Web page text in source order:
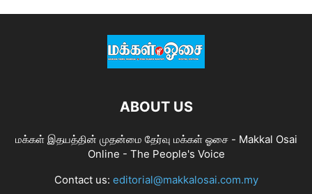
ABOUT US
மக்கள் இதயத்தின் முதன்மை தேர்வு மக்கள் ஓசை - Makkal Osai
Online - The People's Voice
Contact us: editorial@makkalosai.com.my